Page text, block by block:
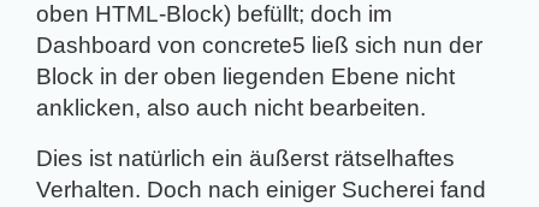
oben HTML-Block) befüllt; doch im
Dashboard von concrete5 ließ sich nun der
Block in der oben liegenden Ebene nicht
anklicken, also auch nicht bearbeiten.
Dies ist natürlich ein äußerst rätselhaftes
Verhalten. Doch nach einiger Sucherei fand